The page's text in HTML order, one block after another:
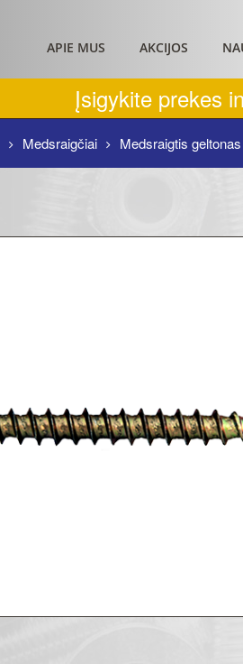
APIE MUS AKCIJOS
Įsigykite prekes
Medsraigčiai Medsraigtis geltonas